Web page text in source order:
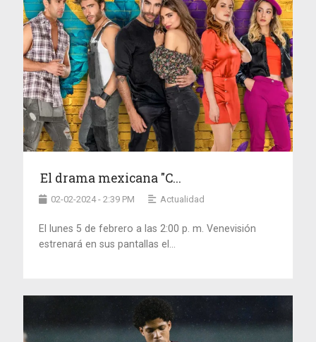
El drama mexicana "C...
02-02-2024 - 2:39 PM Actualidad
El lunes 5 de febrero a las 2:00 p. m. Venevisión
estrenará en sus pantallas el...